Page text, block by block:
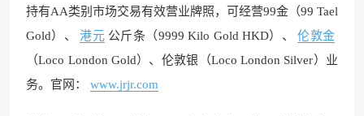
持有AA类别市场交易有效营业牌照，可经营99金（99 Tael
Gold）、
港元 公斤条（9999 Kilo Gold HKD）、
伦敦金
（Loco London Gold）、伦敦银（Loco London Silver）业
务。官网：
www.jrjr.com